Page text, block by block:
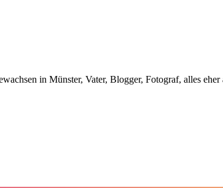
in Münster, Vater, Blogger, Fotograf, alles